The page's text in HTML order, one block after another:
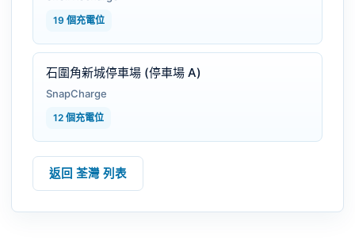
19 個充電位
石圍角新城停車場 (停車場 A)
SnapCharge
12 個充電位
返回 荃灣 列表